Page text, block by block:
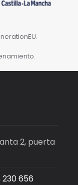
2, puerta
230 656